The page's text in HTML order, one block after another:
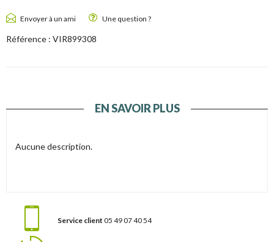
Envoyer à un ami Une question ?
Référence : VIR899308
EN SAVOIR PLUS
Aucune description.
Service client 05 49 07 40 54